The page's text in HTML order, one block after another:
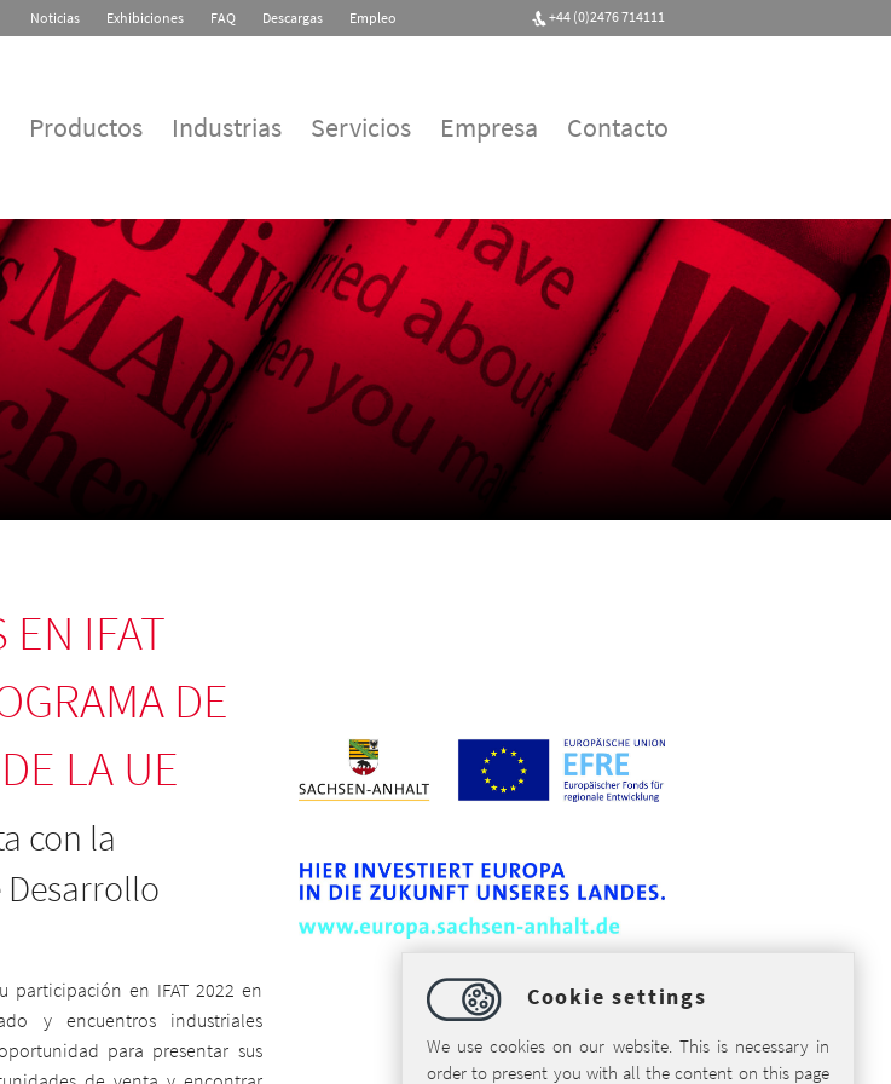
Noticias Exhibiciones FAQ Descargas Empleo +44 (0)2476 714111
Productos Industrias Servicios Empresa Contacto
EN IFAT
DE
LA UE
con la
participación en IFAT 2022 en
y encuentros industriales
para presentar sus
Cookie settings
We use cookies on our website. This is necessary in
order to present you with all the content on this page